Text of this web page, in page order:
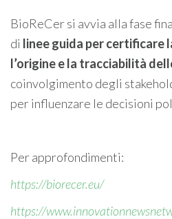
BioReCer si avvia alla fase
di linee guida per certificare
l’origine e la tracciabilità
coinvolgimento degli
per influenzare le decisioni
Per approfondimenti:
https://biorecer.eu/
https://